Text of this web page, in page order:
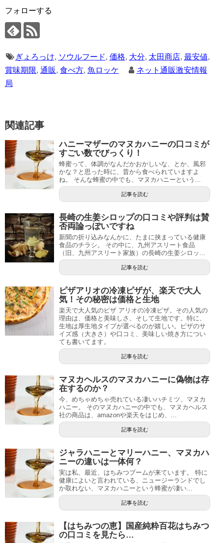
フォローする
ぎょろっけ, ソウルフード, 価格, 大分, 太田商店, 最安値,
賞味期限, 通販, 食べ方, 魚ロッケ
ネット通販激安情報
局
関連記事
ハニーマザーのマヌカハニーの口コミが
すごい数でびっくり！
蜂蜜って、体調がなんだかおかしいな、とか、風邪
かな？と思った時に、昔から食べられていますよ
ね。 そんな蜂蜜の中でも、マヌカハニーという...
記事を読む
長崎の生姜シロップの口コミや評判は賛
否両論っぽいですね
新聞の折り込みなんかに、たまに挟まっている健康
食品のチラシ。 その中に、九州アスリート食品
（旧、九州アスリート家族）の長崎の生姜シロッ...
記事を読む
ピザアリオの冷凍ピザが、楽天で大人
気！その秘密は価格と生地
楽天で大人気のピザ アリオの冷凍ピザ。その人気の
理由は、価格と美味しさ、そして生地です。特に、
生地は厚生地タイプが選べるのが嬉しい。ピザのサ
イズ感（大きさ）や口コミ、美味しい焼き方につい
ても書いてます。
記事を読む
マヌカヘルスのマヌカハニーに偽物は存
在するのか？
今、めちゃめちゃ売れている凄いハチミツ、マヌカ
ハニー。 そのマヌカハニーの中でも、マヌカヘルス
社の商品は、amazonや楽天をはじめ、...
記事を読む
ジャラハニーとマリーハニー、マヌカハ
ニーの違いは一体何？
実は私、最近、はちみつブームが来ています。 特に
健康によいと言われている、ニュージーランドでし
か取れない、マヌカハニーという蜂蜜が凄い...
記事を読む
【はちみつの恵】国産純粋百花はちみつ
の口コミを見たら…